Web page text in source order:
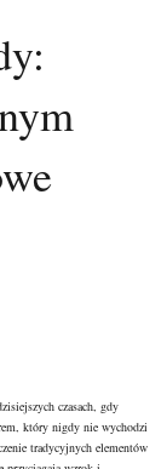
czasach, gdy
który nigdy nie wychodzi
tradycyjnych elementów